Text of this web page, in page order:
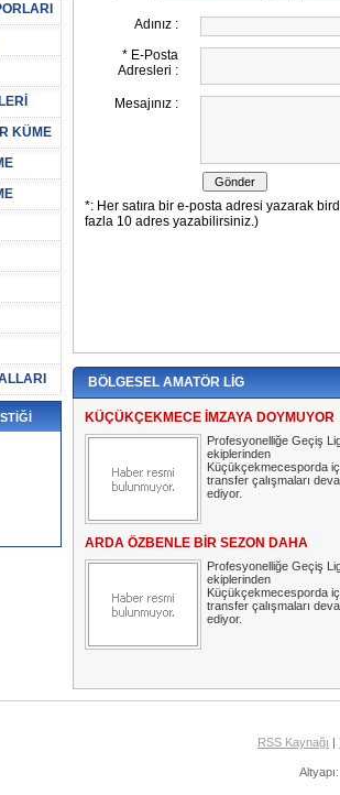
KÜME
BÖLGESEL AMATÖR LİG
KÜÇÜKÇEKMECE İMZAYA DOYMUYOR
Profesyonelliğe Geçiş
ekiplerinden
Küçükçekmecesporda iç
transfer çalışmaları
ediyor.
ARDA ÖZBENLE BİR SEZON DAHA
Profesyonelliğe Geçiş
ekiplerinden
Küçükçekmecesporda iç
transfer çalışmaları
ediyor.
RSS Kaynağı |